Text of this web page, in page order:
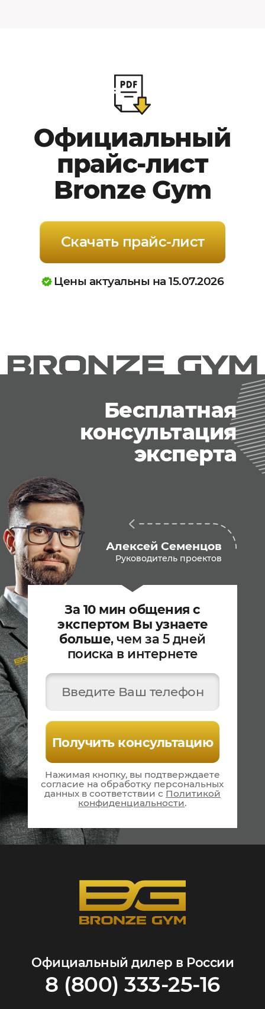
Официальный
прайс-лист
Bronze Gym
Скачать прайс-лист
Цены актуальны на 15.07.2026
Бесплатная
консультация
эксперта
Алексей Семенцов
Руководитель проектов
За 10 мин общения с
экспертом Вы узнаете
больше, чем за 5 дней
поиска в интернете
Введите Ваш телефон
Получить консультацию
Нажимая кнопку, вы подтверждаете
согласие наобработку персональных
данных в соответствии с Политикой
конфиденциальности.
Официальный дилер в России
8 (800) 333-25-16